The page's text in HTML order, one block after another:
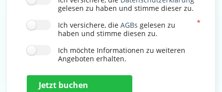
gelesen zu haben und stimme dieser zu.
Ich versichere, die AGBs gelesen zu
haben und stimme diesen zu.
Ich möchte Informationen zu weiteren
Angeboten erhalten.
Jetzt buchen